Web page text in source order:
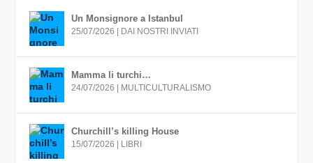
Un Monsignore a Istanbul
25/07/2026 DAI NOSTRI INVIATI
Mamma li turchi…
24/07/2026 MULTICULTURALISMO
Churchill’s killing House
15/07/2026 LIBRI